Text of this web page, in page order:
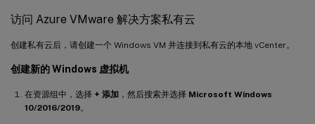
访问 Azure VMware 解决方案私有云
创建私有云后，请创建一个 Windows VM 并连接到私有云的本地 vCenter。
创建新的 Windows 虚拟机
在资源组中，选择 + 添加 ，然后搜索并选择 Microsoft Windows
10/2016/2019。